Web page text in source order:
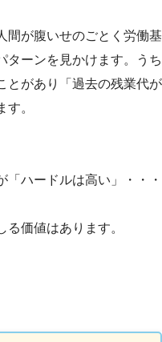
間が腹いせのごとく労働基
ターンを見かけます。うち
とがあり「過去の残業代が
。
ハードルは高い」・・・
価値はあります。